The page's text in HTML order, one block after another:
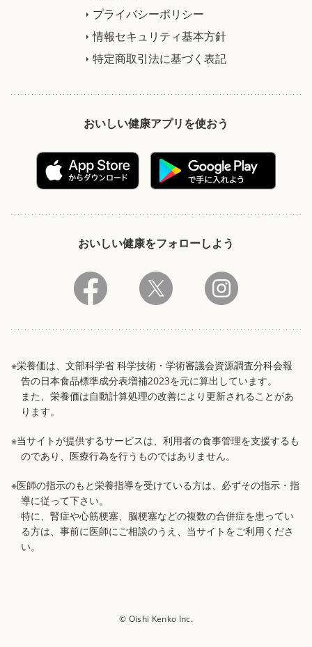
プライバシーポリシー
情報セキュリティ基本方針
特定商取引法に基づく表記
おいしい健康アプリを使おう
おいしい健康をフォローしよう
※栄養価は、文部科学省 科学技術・学術審議会資源調査分科会報
告の日本食品標準成分表増補2023を元に算出しています。
また、栄養価は自動計算処理の改善により更新されることがあ
ります。
※当サイトが提供するサービスは、利用者の食事管理を支援するも
のであり、医療行為を行うものではありません。
※医師の指示のもと栄養指導を受けている方は、必ずその指示・指
導に従って下さい。
特に、腎症や心筋梗塞、脳梗塞などの複数の合併症を患ってい
る方は、事前に医師にご相談のうえ、当サイトをご利用くださ
い。
© Oishi Kenko Inc.